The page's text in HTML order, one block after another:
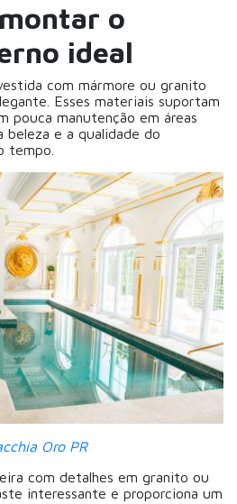
o
ideal
com mármore ou granito
Esses materiais suportam
pouca manutenção em áreas
beleza e a qualidade do
tempo.
Oro PR
com detalhes em granito ou
interessante e proporciona um